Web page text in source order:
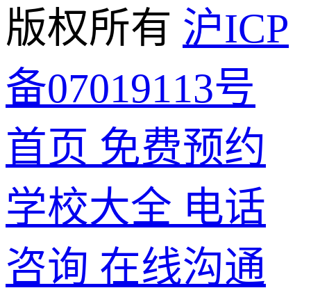
版权所有 沪ICP
备07019113号
首页 免费预约
学校大全 电话
咨询 在线沟通